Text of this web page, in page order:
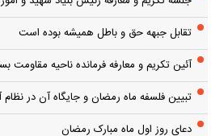
تقابل جبهه حق و باطل همیشه بوده است
آئین تکریم و معارفه فرمانده ناحیه
تبیین فلسفه ماه رمضان و جایگاه آن در
دعای روز اول ماه مبارک رمضان